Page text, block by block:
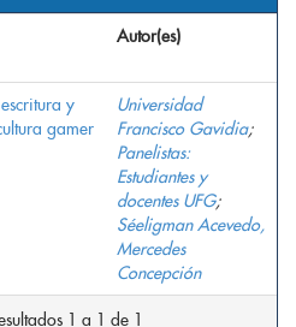
Autor(es)
y
gamer
Universidad
Francisco Gavidia;
Panelistas:
Estudiantes y
docentes UFG;
Séeligman Acevedo,
Mercedes
Concepción
1 a 1 de 1